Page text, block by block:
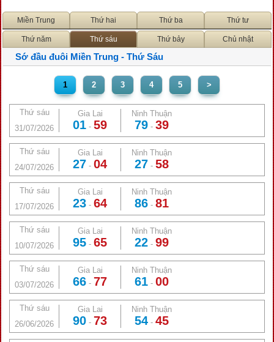
Miền Trung Thứ hai Thứ ba Thứ tư
Thứ năm Thứ sáu Thứ bảy Chủ nhật
Sớ đầu đuôi Miền Trung - Thứ Sáu
1 2 3 4 5 >
Thứ sáu
31/07/2026
Gia Lai
01 - 59
Ninh Thuận
79 - 39
Thứ sáu
24/07/2026
Gia Lai
27 - 04
Ninh Thuận
27 - 58
Thứ sáu
17/07/2026
Gia Lai
23 - 64
Ninh Thuận
86 - 81
Thứ sáu
10/07/2026
Gia Lai
95 - 65
Ninh Thuận
22 - 99
Thứ sáu
03/07/2026
Gia Lai
66 - 77
Ninh Thuận
61 - 00
Thứ sáu
26/06/2026
Gia Lai
90 - 73
Ninh Thuận
54 - 45